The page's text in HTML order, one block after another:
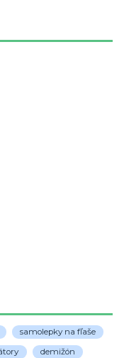
samolepky na fľaše
demižón